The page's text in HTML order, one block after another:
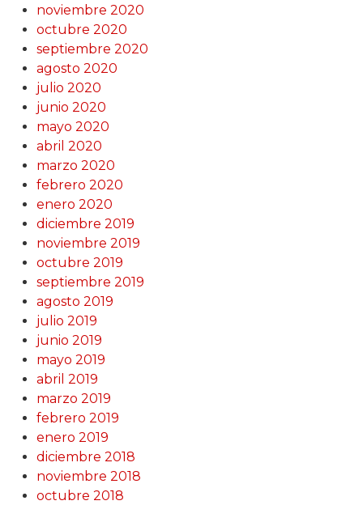
noviembre 2020
octubre 2020
septiembre 2020
agosto 2020
julio 2020
junio 2020
mayo 2020
abril 2020
marzo 2020
febrero 2020
enero 2020
diciembre 2019
noviembre 2019
octubre 2019
septiembre 2019
agosto 2019
julio 2019
junio 2019
mayo 2019
abril 2019
marzo 2019
febrero 2019
enero 2019
diciembre 2018
noviembre 2018
octubre 2018